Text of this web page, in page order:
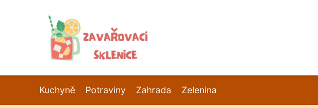
Kuchyně Potraviny Zahrada Zelenina